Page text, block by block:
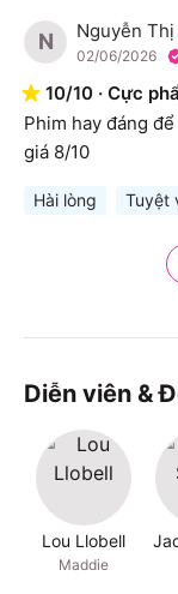
N Nguyễn
02/06/2026
10/10 · Cực
Phim hay đáng
giá 8/10
Hài lòng Tuyệt
Diễn viên &
Lou Llobell
Maddie